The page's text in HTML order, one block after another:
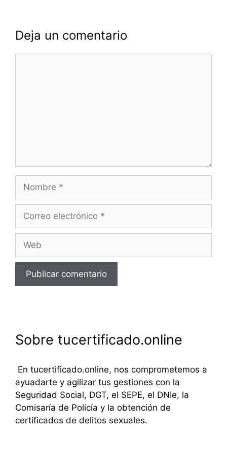
Deja un comentario
Nombre
Correo
Web
Sobre tucertificado.online
En tucertificado.online, nos comprometemos a
ayuadarte y agilizar tus gestiones con la
Seguridad Social, DGT, el SEPE, el DNIe, la
Comisaría de Policía y la obtención de
certificados de delitos sexuales.